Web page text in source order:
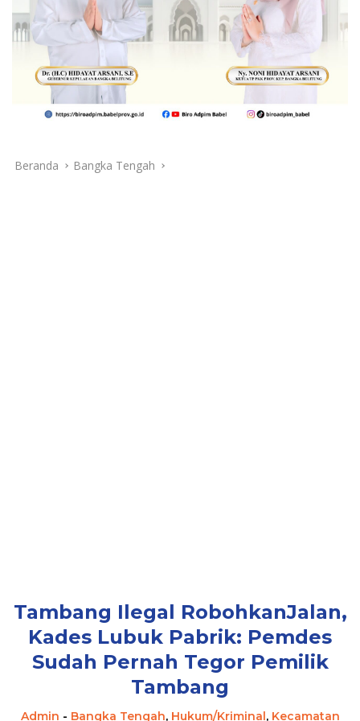
Beranda Bangka Tengah
Tambang Ilegal RobohkanJalan,
Kades Lubuk Pabrik: Pemdes
Sudah Pernah Tegor Pemilik
Tambang
Admin - Bangka Tengah, Hukum/Kriminal, Kecamatan